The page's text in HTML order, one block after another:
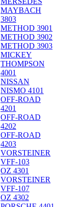
MAYBACH
3803
METHOD 3901
METHOD 3902
METHOD 3903
MICKEY
THOMPSON
4001
NISSAN
NISMO 4101
OFF-ROAD
4201
OFF-ROAD
4202
OFF-ROAD
4203
VORSTEINER
VFF-103
OZ 4301
VORSTEINER
VFF-107
OZ 4302